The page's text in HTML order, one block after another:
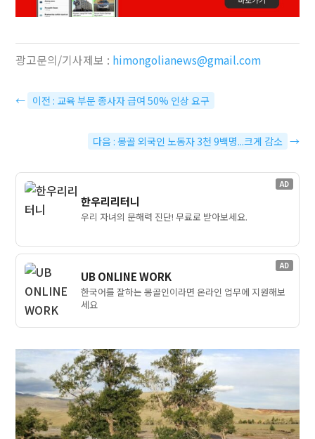
광고문의/기사제보 : himongolianews@gmail.com
← 이전 : 교육 부문 종사자 급여 50% 인상 요구
다음 : 몽골 외국인 노동자 3천 9백명...크게 감소 →
AD
한우리리터니
우리 자녀의 문해력 진단! 무료로 받아보세요.
AD
UB ONLINE WORK
한국어를 잘하는 몽골인이라면 온라인 업무에 지원해보
세요